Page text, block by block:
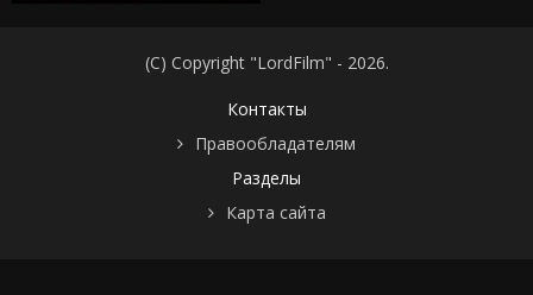
(C) Copyright "LordFilm" - 2026.
Контакты
Правообладателям
Разделы
Карта сайта